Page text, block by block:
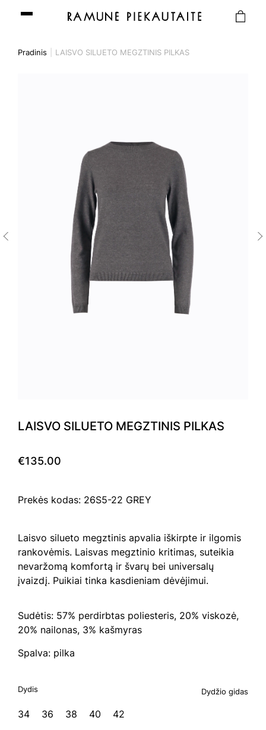
Pradinis LAISVO SILUETO MEGZTINIS PILKAS
LAISVO SILUETO MEGZTINIS PILKAS
€135.00
Prekės kodas: 26S5-22 GREY
Laisvo silueto megztinis apvalia iškirpte ir ilgomis
rankovėmis. Laisvas megztinio kritimas, suteikia
nevaržomą komfortą ir švarų bei universalų
įvaizdį. Puikiai tinka kasdieniam dėvėjimui.
Sudėtis: 57% perdirbtas poliesteris, 20% viskozė,
20% nailonas, 3% kašmyras
Spalva: pilka
Dydis Dydžio gidas
34 36 38 40 42